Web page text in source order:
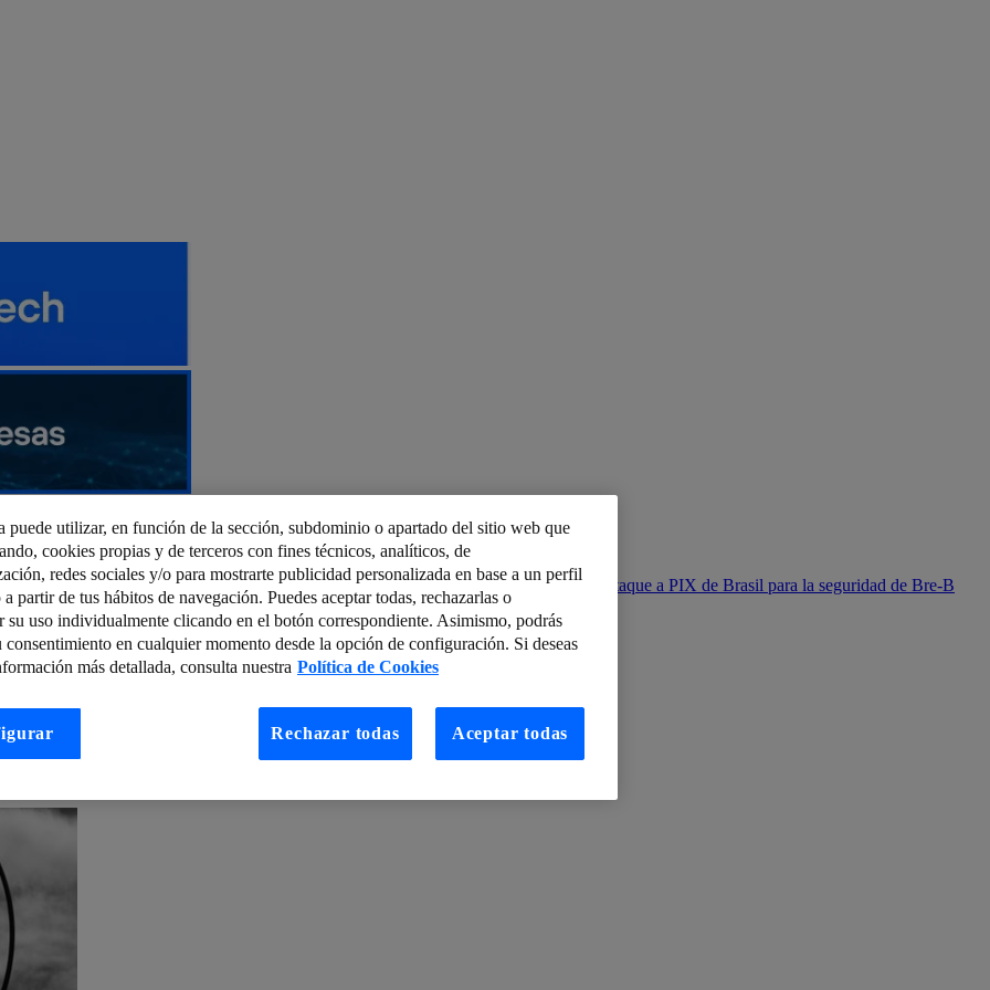
lo ‘inteligente’ que es una Smart City
Google Analytics antes del consentimiento exigido por la AEPD Lecciones del ciberataque a PIX de Brasil para la seguridad de Bre-B
Caso de éxito SMASSA: servicios de estacionamiento inteligentes
Cinco estrategias para definir el plan de digitalización de tu empresa
y microsegmentación de redes en las empresas modernas
puede utilizar, en función de la sección, subdominio o apartado del sitio web que
cookies propias y de terceros con fines técnicos, analíticos, de
redes sociales y/o para mostrarte publicidad personalizada en base a un perfil
partir de tus hábitos de navegación. Puedes aceptar todas, rechazarlas o
su uso individualmente clicando en el botón correspondiente. Asimismo, podrás
consentimiento en cualquier momento desde la opción de configuración. Si deseas
más detallada, consulta nuestra Política de Cookies
Rechazar todas Aceptar todas